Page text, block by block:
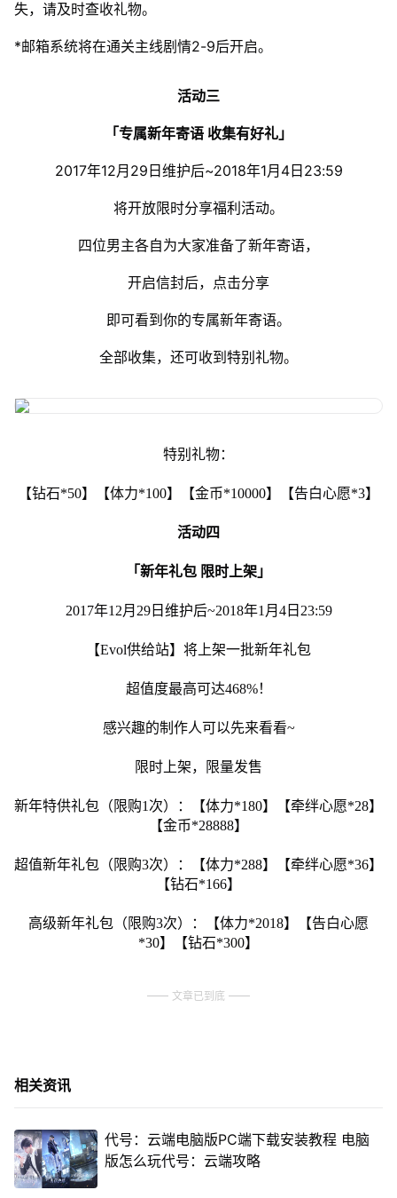
失，请及时查收礼物。
*邮箱系统将在通关主线剧情2-9后开启。
活动三
「专属新年寄语 收集有好礼」
2017年12月29日维护后~2018年1月4日23:59
将开放限时分享福利活动。
四位男主各自为大家准备了新年寄语，
开启信封后，点击分享
即可看到你的专属新年寄语。
全部收集，还可收到特别礼物。
特别礼物：
【钻石*50】【体力*100】【金币*10000】【告白心愿*3】
活动四
「新年礼包 限时上架」
2017年12月29日维护后~2018年1月4日23:59
【Evol供给站】将上架一批新年礼包
超值度最高可达468%！
感兴趣的制作人可以先来看看~
限时上架，限量发售
新年特供礼包（限购1次）：【体力*180】【牵绊心愿*28】
【金币*28888】
超值新年礼包（限购3次）：【体力*288】【牵绊心愿*36】
【钻石*166】
高级新年礼包（限购3次）：【体力*2018】【告白心愿
*30】【钻石*300】
文章已到底
相关资讯
代号：云端电脑版PC端下载安装教程 电脑
版怎么玩代号：云端攻略